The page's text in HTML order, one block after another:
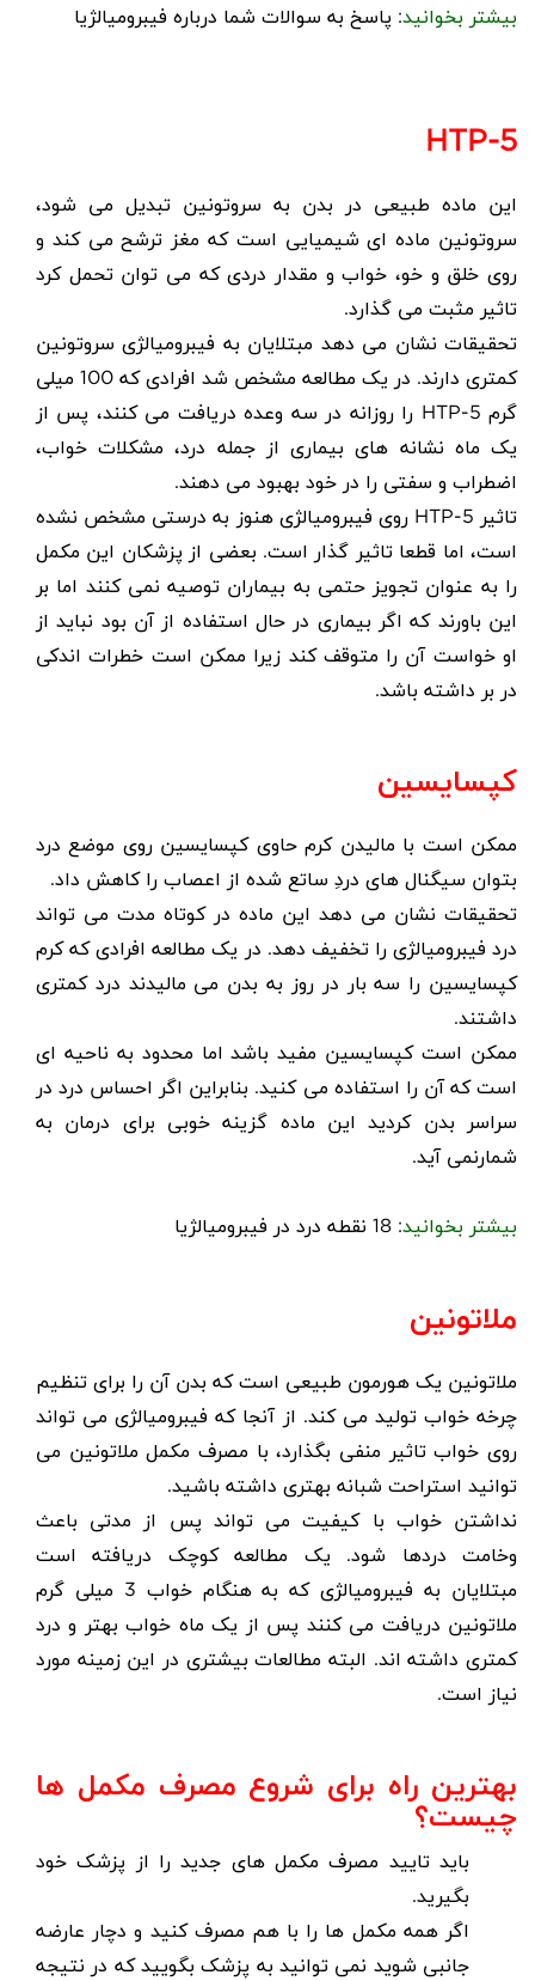
بیشتر بخوانید: پاسخ به سوالات شما درباره فیبرومیالژیا
5-
HTP
این ماده طبیعی در بدن به سروتونین تبدیل می شود،
سروتونین ماده ای شیمیایی است که مغز ترشح می کند و
روی خلق و خو، خواب و مقدار دردی که می توان تحمل کرد
تاثیر مثبت می گذارد.
تحقیقات نشان می دهد مبتلایان به فیبرومیالژی سروتونین
کمتری دارند. در یک مطالعه مشخص شد افرادی که 100 میلی
گرم 5-
HTP را روزانه در سه وعده دریافت می کنند، پس از
یک ماه نشانه های بیماری از جمله درد، مشکلات خواب،
اضطراب و سفتی را در خود بهبود می دهند.
تاثیر 5-
HTP روی فیبرومیالژی هنوز به درستی مشخص نشده
است، اما قطعا تاثیر گذار است. بعضی از پزشکان این مکمل
را به عنوان تجویز حتمی به بیماران توصیه نمی کنند اما بر
این باورند که اگر بیماری در حال استفاده از آن بود نباید از
او خواست آن را متوقف کند زیرا ممکن است خطرات اندکی
در بر داشته باشد.
کپسایسین
ممکن است با مالیدن کرم حاوی کپسایسین روی موضع درد
بتوان سیگنال های دردِ ساتع شده از اعصاب را کاهش داد.
تحقیقات نشان می دهد این ماده در کوتاه مدت می تواند
درد فیبرومیالژی را تخفیف دهد. در یک مطالعه افرادی که کرم
کپسایسین را سه بار در روز به بدن می مالیدند درد کمتری
داشتند.
ممکن است کپسایسین مفید باشد اما محدود به ناحیه ای
است که آن را استفاده می کنید. بنابراین اگر احساس درد در
سراسر بدن کردید این ماده گزینه خوبی برای درمان به
شمارنمی آید.
بیشتر بخوانید: 18 نقطه درد در فیبرومیالژیا
ملاتونین
ملاتونین یک هورمون طبیعی است که بدن آن را برای تنظیم
چرخه خواب تولید می کند. از آنجا که فیبرومیالژی می تواند
روی خواب تاثیر منفی بگذارد، با مصرف مکمل ملاتونین می
توانید استراحت شبانه بهتری داشته باشید.
نداشتن خواب با کیفیت می تواند پس از مدتی باعث
وخامت دردها شود. یک مطالعه کوچک دریافته است
مبتلایان به فیبرومیالژی که به هنگام خواب 3 میلی گرم
ملاتونین دریافت می کنند پس از یک ماه خواب بهتر و درد
کمتری داشته اند. البته مطالعات بیشتری در این زمینه مورد
نیاز است.
بهترین راه برای شروع مصرف مکمل ها
چیست؟
باید تایید مصرف مکمل های جدید را از پزشک خود
بگیرید.
اگر همه مکمل ها را با هم مصرف کنید و دچار عارضه
جانبی شوید نمی توانید به پزشک بگویید که در نتیجه